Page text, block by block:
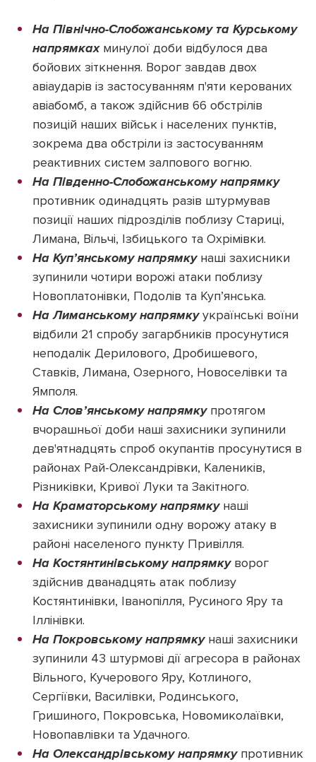
На Північно-Слобожанському та Курському
напрямкахминулої доби відбулося два
бойових зіткнення. Ворог завдав двох
авіаударів із застосуванням п'яти керованих
авіабомб, а також здійснив 66 обстрілів
позицій наших військ і населених пунктів,
зокрема два обстріли із застосуванням
реактивних систем залпового вогню.
На Південно-Слобожанському напрямку
противник одинадцять разів штурмував
позиції наших підрозділів поблизу Стариці,
Лимана, Вільчі, Ізбицького та Охрімівки.
На Куп’янському напрямку наші захисники
зупинили чотири ворожі атаки поблизу
Новоплатонівки, Подолів та Куп’янська.
На Лиманському напрямкуукраїнські воїни
відбили 21 спробу загарбників просунутися
неподалік Дерилового, Дробишевого,
Ставків, Лимана, Озерного, Новоселівки та
Ямполя.
На Слов’янському напрямкупротягом
вчорашньої доби наші захисники зупинили
дев'ятнадцять спроб окупантів просунутися в
районах Рай-Олександрівки, Калеників,
Різниківки, Кривої Луки та Закітного.
На Краматорському напрямкунаші
захисники зупинили одну ворожу атаку в
районі населеного пункту Привілля.
На Костянтинівському напрямкуворог
здійснив дванадцять атак поблизу
Костянтинівки, Іванопілля, Русиного Яру та
Іллінівки.
На Покровському напрямкунаші захисники
зупинили 43 штурмові дії агресора в районах
Вільного, Кучерового Яру, Котлиного,
Сергіївки, Василівки, Родинського,
Гришиного, Покровська, Новомиколаївки,
Новопавлівки та Удачного.
На Олександрівському напрямкупротивник